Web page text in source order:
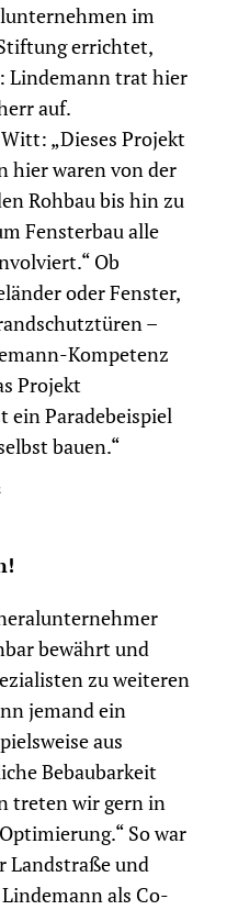
im
errichtet,
Lindemann trat hier
auf.
„Dieses Projekt
hier waren von der
Rohbau bis hin zu
Fensterbau alle
Ob
oder Fenster,
–
Kompetenz
Projekt
ein Paradebeispiel
bauen.“
bewährt und
zu weiteren
jemand ein
aus
Bebaubarkeit
treten wir gern in
So war
Landstraße und
als Co-